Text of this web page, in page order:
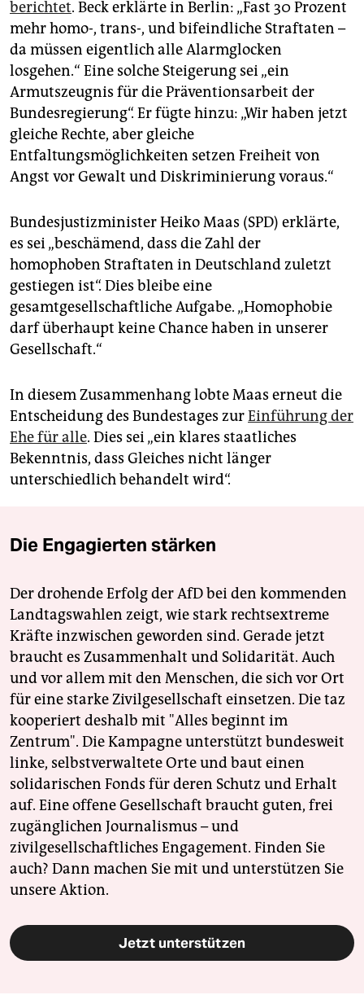
berichtet. Beck erklärte in Berlin: „Fast 30 Prozent
mehr homo-, trans-, und bifeindliche Straftaten –
da müssen eigentlich alle Alarmglocken
losgehen.“ Eine solche Steigerung sei „ein
Armutszeugnis für die Präventionsarbeit der
Bundesregierung“. Er fügte hinzu: „Wir haben jetzt
gleiche Rechte, aber gleiche
Entfaltungsmöglichkeiten setzen Freiheit von
Angst vor Gewalt und Diskriminierung voraus.“
Bundesjustizminister Heiko Maas (SPD) erklärte,
es sei „beschämend, dass die Zahl der
homophoben Straftaten in Deutschland zuletzt
gestiegen ist“. Dies bleibe eine
gesamtgesellschaftliche Aufgabe. „Homophobie
darf überhaupt keine Chance haben in unserer
Gesellschaft.“
In diesem Zusammenhang lobte Maas erneut die
Entscheidung des Bundestages zurEinführung der
Ehe für alle. Dies sei „ein klares staatliches
Bekenntnis, dass Gleiches nicht länger
unterschiedlich behandelt wird“.
Die Engagierten stärken
Der drohende Erfolg der AfD bei den kommenden
Landtagswahlen zeigt, wie stark rechtsextreme
Kräfte inzwischen geworden sind. Gerade jetzt
braucht es Zusammenhalt und Solidarität. Auch
und vor allem mit den Menschen, die sich vor Ort
für eine starke Zivilgesellschaft einsetzen. Die taz
kooperiert deshalb mit "Alles beginnt im
Zentrum". Die Kampagne unterstützt bundesweit
linke, selbstverwaltete Orte und baut einen
solidarischen Fonds für deren Schutz und Erhalt
auf. Eine offene Gesellschaft braucht guten, frei
zugänglichen Journalismus – und
zivilgesellschaftliches Engagement. Finden Sie
auch? Dann machen Sie mit und unterstützen Sie
unsere Aktion.
Jetzt unterstützen